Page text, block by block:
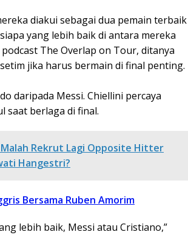
diakui sebagai dua pemain terbaik
yang lebih baik di antara mereka
The Overlap on Tour, ditanya
jika harus bermain di final penting.
daripada Messi. Chiellini percaya
saat berlaga di final.
Malah Rekrut Lagi Opposite Hitter
Hangestri?
Bersama Ruben Amorim
lebih baik, Messi atau Cristiano,”